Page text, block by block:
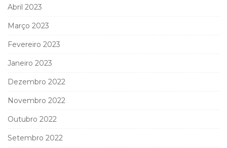
Abril 2023
Março 2023
Fevereiro 2023
Janeiro 2023
Dezembro 2022
Novembro 2022
Outubro 2022
Setembro 2022